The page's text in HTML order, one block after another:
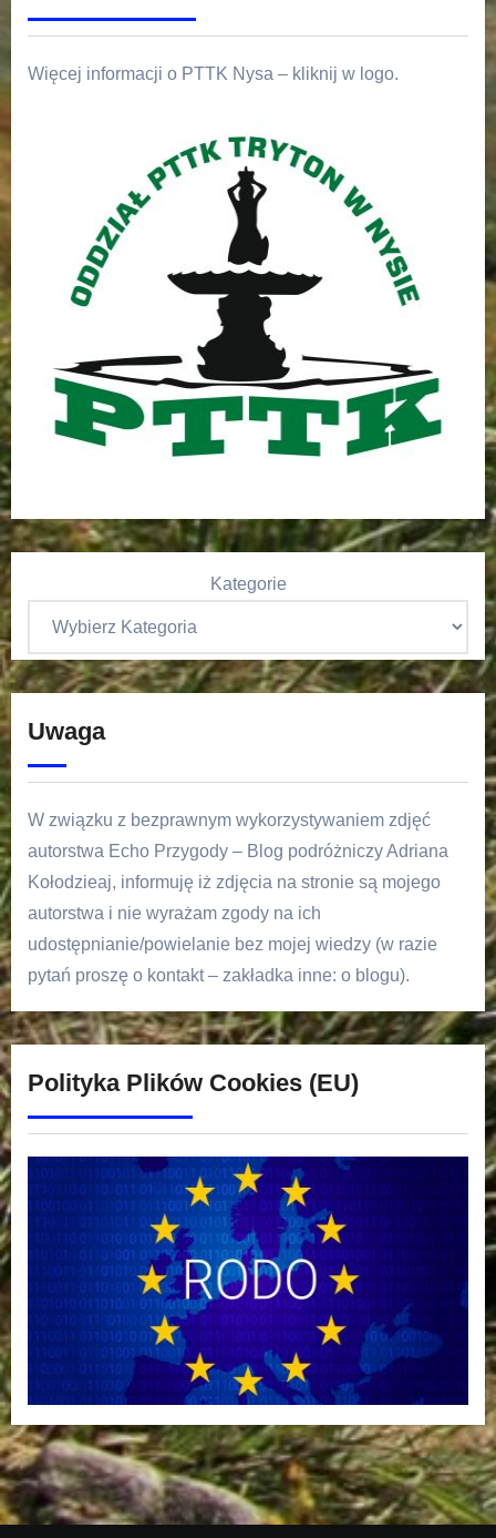
Więcej informacji o PTTK Nysa – kliknij w logo.
Kategorie
Uwaga
W związku z bezprawnym wykorzystywaniem zdjęć
autorstwa Echo Przygody – Blog podróżniczy Adriana
Kołodzieaj, informuję iż zdjęcia na stronie są mojego
autorstwa i nie wyrażam zgody na ich
udostępnianie/powielanie bez mojej wiedzy (w razie
pytań proszę o kontakt – zakładka inne: o blogu).
Polityka Plików Cookies (EU)